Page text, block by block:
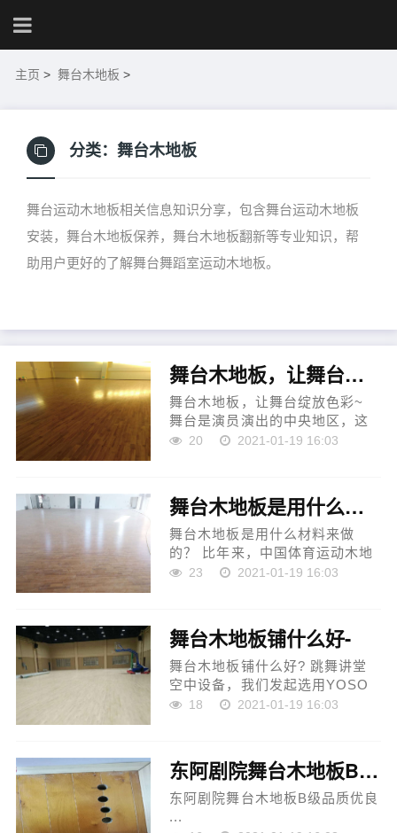
主页 > 舞台木地板 >
分类： 舞台木地板
舞台运动木地板相关信息知识分享，包含舞台运动木地板
安装，舞台木地板保养，舞台木地板翻新等专业知识，帮
助用户更好的了解舞台舞蹈室运动木地板。
舞台木地板，让舞台绽放色彩~
舞台木地板，让舞台绽放色彩~
舞台是演员演出的中央地区，这
里的地板请求必须要称心够坚
有限任务公司的舞台专用木...
20 2021-01-19 16:03
舞台木地板是用什么材料来做的？
舞台木地板是用什么材料来做
的？ 比年来，中国体育运动木地
板行业的展开特地非常快速，但
运动木地板品行在运动场馆工...
23 2021-01-19 16:03
舞台木地板铺什么好-
舞台木地板铺什么好? 跳舞讲堂
空中设备，我们发起选用YOSO
专业跳舞地板。YOSO优尚跳舞
专业订定而成，具有一定的缓冲
感...
18 2021-01-19 16:03
东阿剧院舞台木地板B级品质优良
东阿剧院舞台木地板B级品质优良
...